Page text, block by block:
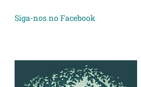
Siga-nos no Facebook